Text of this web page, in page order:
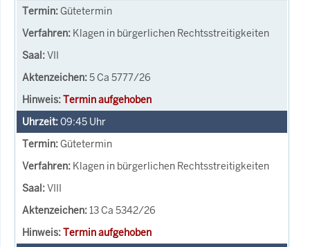
Gütetermin
Klagen in bürgerlichen Rechtsstreitigkeiten
VII
5 Ca 5777/26
Termin aufgehoben
09:45 Uhr
Gütetermin
Klagen in bürgerlichen Rechtsstreitigkeiten
VIII
13 Ca 5342/26
Termin aufgehoben